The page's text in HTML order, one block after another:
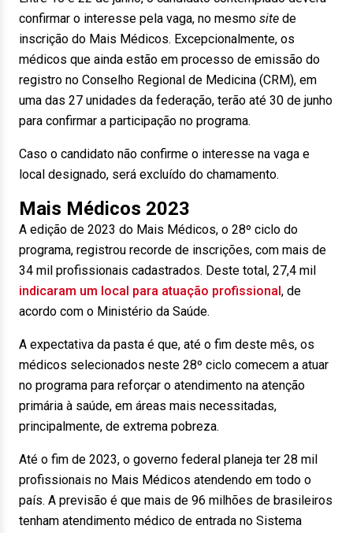
confirmar o interesse pela vaga, no mesmo site de
inscrição do Mais Médicos. Excepcionalmente, os
médicos que ainda estão em processo de emissão do
registro no Conselho Regional de Medicina (CRM), em
uma das 27 unidades da federação, terão até 30 de junho
para confirmar a participação no programa.
Caso o candidato não confirme o interesse na vaga e
local designado, será excluído do chamamento.
Mais Médicos 2023
A edição de 2023 do Mais Médicos, o 28º ciclo do
programa, registrou recorde de inscrições, com mais de
34 mil profissionais cadastrados. Deste total, 27,4 mil
indicaram um local para atuação profissional, de
acordo com o Ministério da Saúde.
A expectativa da pasta é que, até o fim deste mês, os
médicos selecionados neste 28º ciclo comecem a atuar
no programa para reforçar o atendimento na atenção
primária à saúde, em áreas mais necessitadas,
principalmente, de extrema pobreza.
Até o fim de 2023, o governo federal planeja ter 28 mil
profissionais no Mais Médicos atendendo em todo o
país. A previsão é que mais de 96 milhões de brasileiros
tenham atendimento médico de entrada no Sistema